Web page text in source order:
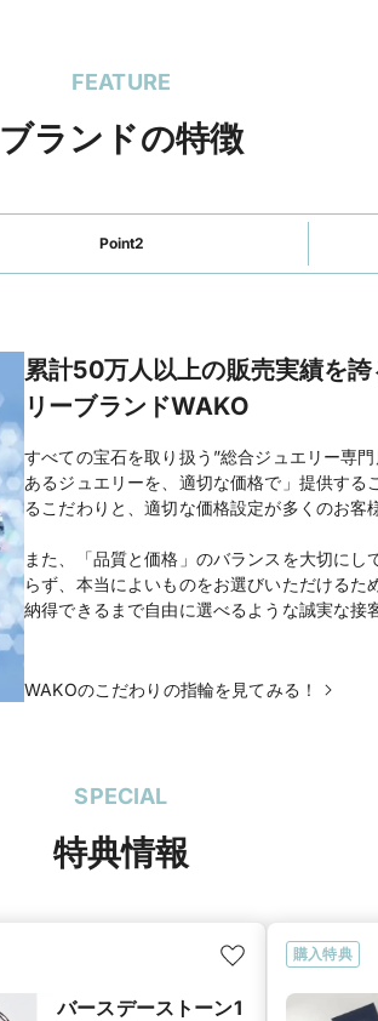
FEATURE
ブランドの特徴
Point2
累計50万人以上の販売実績を
リーブランドWAKO
すべての宝石を取り扱う”総合ジュエリー専
あるジュエリーを、適切な価格で」提供する
るこだわりと、適切な価格設定が多くのお客
また、「品質と価格」のバランスを大切に
らず、本当によいものをお選びいただけるた
納得できるまで自由に選べるような誠実な接
WAKOのこだわりの指輪を見てみる！
SPECIAL
特典情報
バースデーストーン1
購入特典